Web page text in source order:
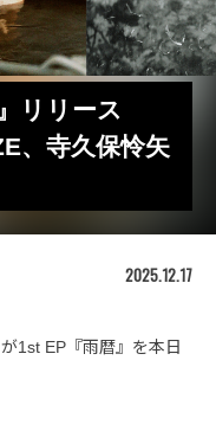
リリース
、寺久保怜矢
2025.12.17
1st EP『雨暦』を本日